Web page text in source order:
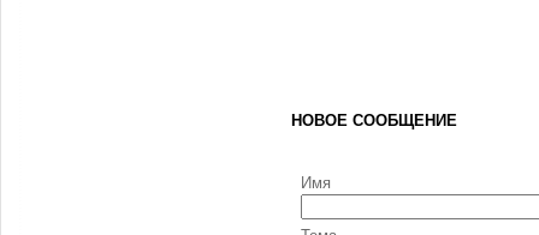
НОВОЕ СООБЩЕНИЕ
Имя